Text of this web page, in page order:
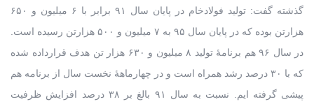
گذشته گفت: تولید فولادخام در پایان سال ۹۱ برابر با ۶ میلیون و ۶۵۰
هزارتن بوده که در پایان سال ۹۵ به ۷ میلیون و ۵۰۰ هزارتن رسیده است.
در سال ۹۶ هم برنامۀ تولید ۸ میلیون و ۶۳۰ هزار تن هدف قرارداده شده
که با ۳۰ درصد رشد همراه است و در چهارماهۀ نخست سال از برنامه هم
پیشی گرفته ایم. نسبت به سال ۹۱ بالغ بر ۳۸ درصد افزایش ظرفیت